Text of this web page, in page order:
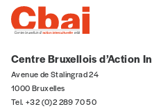
Centre Bruxellois d’Action
Avenue de Stalingrad 24
1000 Bruxelles
Tel. +32 (0)2 289 70 50